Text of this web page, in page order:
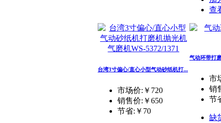
查
台湾3寸偏心/直心小型气动砂纸机打...
市场价:￥720
销售价: ￥650
节省: ￥70
气动环带打
市
销
节
缺